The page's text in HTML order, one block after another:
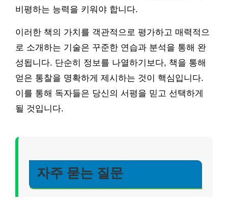
비평하는 능력을 키워야 합니다.
이러한 책의 가치를 객관적으로 평가하고 매력적으
로 소개하는 기술은 꾸준한 연습과 분석을 통해 완
성됩니다. 단순히 정보를 나열하기보다, 책을 통해
얻은 통찰을 명확하게 제시하는 것이 핵심입니다.
이를 통해 독자들은 당신의 서평을 믿고 선택하게
될 것입니다.
자주 묻는 질문